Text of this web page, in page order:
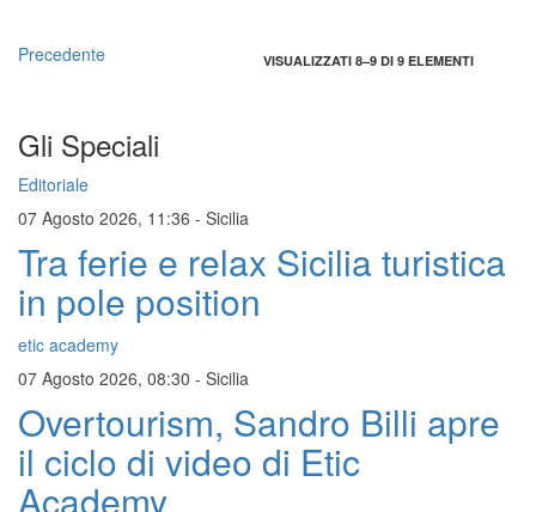
Precedente VISUALIZZATI 8–9 DI 9 ELEMENTI
Gli Speciali
Editoriale
07 Agosto 2026, 11:36 - Sicilia
Tra ferie e relax Sicilia turistica
in pole position
etic academy
07 Agosto 2026, 08:30 - Sicilia
Overtourism, Sandro Billi apre
il ciclo di video di Etic
Academy